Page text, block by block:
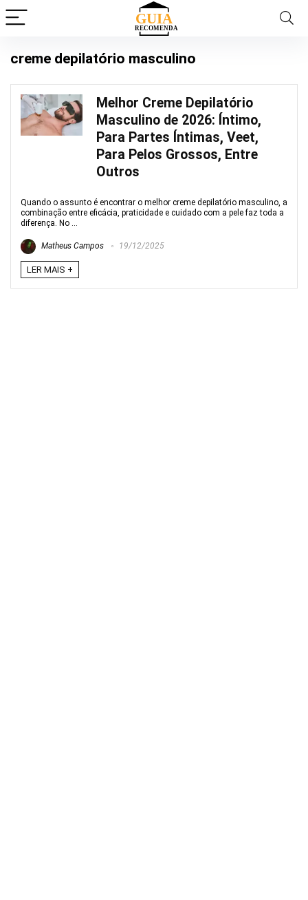
creme depilatório masculino
Melhor Creme Depilatório
Masculino de 2026: Íntimo,
Para Partes Íntimas, Veet,
Para Pelos Grossos, Entre
Outros
Quando o assunto é encontrar o melhor creme depilatório masculino, a
combinação entre eficácia, praticidade e cuidado com a pele faz toda a
diferença. No ...
Matheus Campos 19/12/2025
LER MAIS +